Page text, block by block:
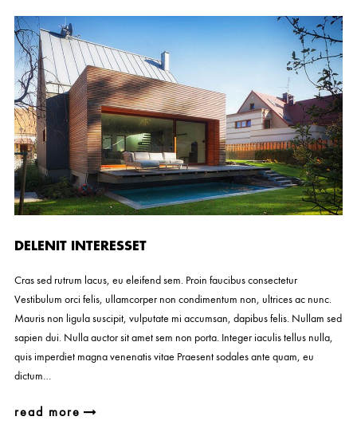
DELENIT INTERESSET
Cras sed rutrum lacus, eu eleifend sem. Proin faucibus consectetur
Vestibulum orci felis, ullamcorper non condimentum non, ultrices ac nunc.
Mauris non ligula suscipit, vulputate mi accumsan, dapibus felis. Nullam sed
sapien dui. Nulla auctor sit amet sem non porta. Integer iaculis tellus nulla,
quis imperdiet magna venenatis vitae Praesent sodales ante quam, eu
dictum…
read more